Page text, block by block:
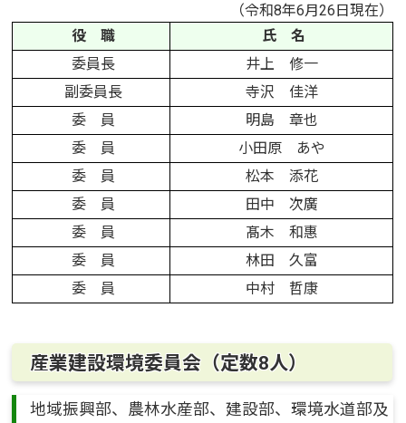
（令和8年6月26日現在）
役 職
氏 名
委員長
井上 修一
副委員長
寺沢 佳洋
委 員
明島 章也
委 員
小田原 あや
委 員
松本 添花
委 員
田中 次廣
委 員
髙木 和惠
委 員
林田 久富
委 員
中村 哲康
産業建設環境委員会（定数8人）
地域振興部、農林水産部、建設部、環境水道部及